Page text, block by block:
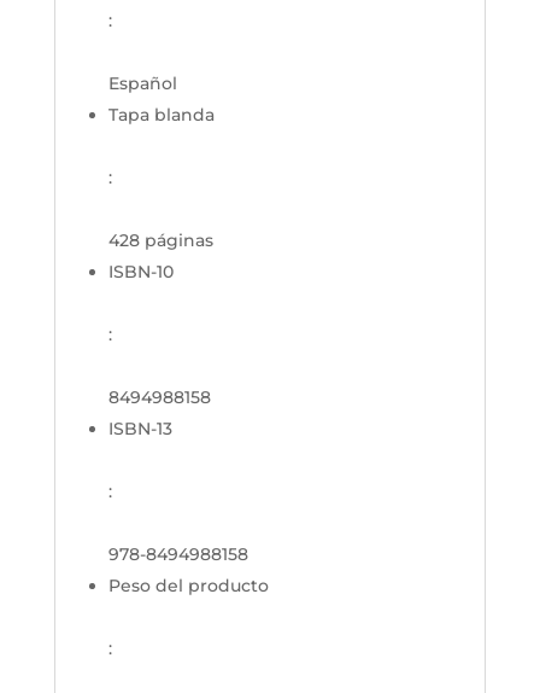
:
Español
Tapa blanda
:
428 páginas
ISBN-10
:
8494988158
ISBN-13
:
978-8494988158
Peso del producto
: